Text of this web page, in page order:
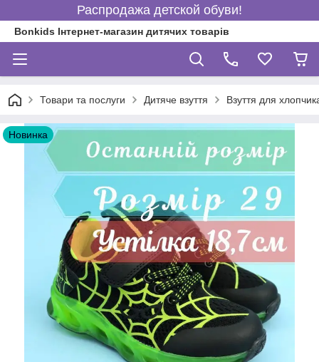
Распродажа детской обуви!
Bonkids Інтернет-магазин дитячих товарів
Товари та послуги Дитяче взуття Взуття для
Новинка